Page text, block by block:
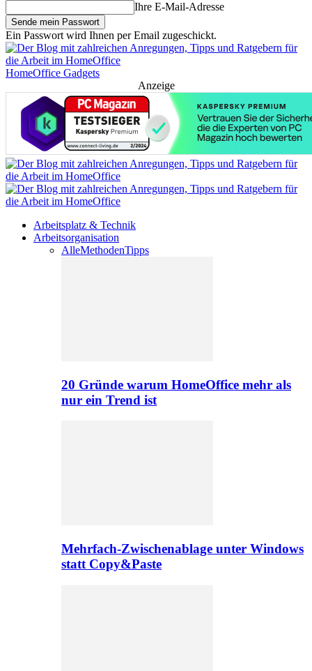
Ihre E-Mail-Adresse
Ein Passwort wird Ihnen per Email zugeschickt.
HomeOffice Gadgets
Anzeige
Arbeitsplatz & Technik
Arbeitsorganisation
AlleMethodenTipps
20 Gründe warum HomeOffice mehr als
nur ein Trend ist
Mehrfach-Zwischenablage unter Windows
statt Copy&Paste